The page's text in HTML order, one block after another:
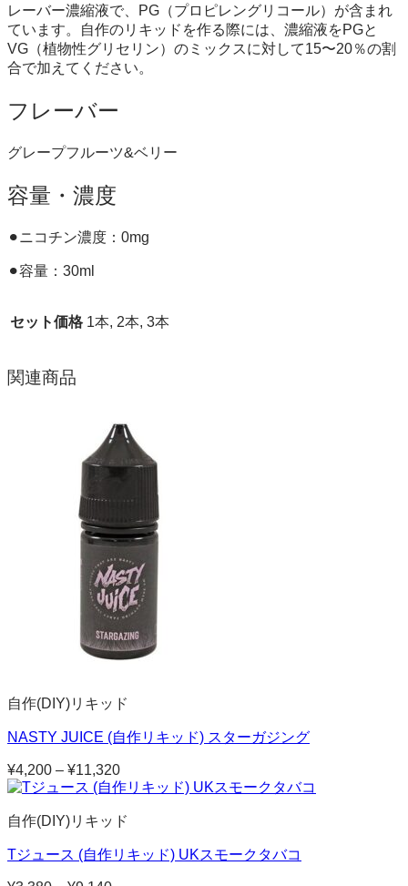
レーバー濃縮液で、PG（プロピレングリコール）が含まれ
ています。自作のリキッドを作る際には、濃縮液をPGと
VG（植物性グリセリン）のミックスに対して15〜20％の割
合で加えてください。
フレーバー
グレープフルーツ&ベリー
容量・濃度
⚫︎ニコチン濃度：0mg
⚫︎容量：30ml
セット価格 1本, 2本, 3本
関連商品
自作(DIY)リキッド
NASTY JUICE (自作リキッド) スターガジング
¥4,200 – ¥11,320価
格
¥4,200
¥11,320
自作(DIY)リキッド
Tジュース (自作リキッド) UKスモークタバコ